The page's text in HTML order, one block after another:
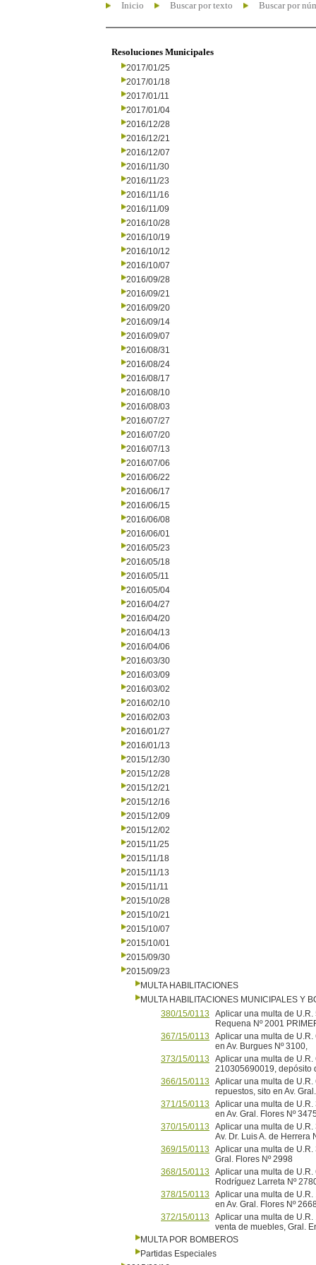
Inicio Buscar por texto Buscar por
Resoluciones Municipales
2017/01/25
2017/01/18
2017/01/11
2017/01/04
2016/12/28
2016/12/21
2016/12/07
2016/11/30
2016/11/23
2016/11/16
2016/11/09
2016/10/28
2016/10/19
2016/10/12
2016/10/07
2016/09/28
2016/09/21
2016/09/20
2016/09/14
2016/09/07
2016/08/31
2016/08/24
2016/08/17
2016/08/10
2016/08/03
2016/07/27
2016/07/20
2016/07/13
2016/07/06
2016/06/22
2016/06/17
2016/06/15
2016/06/08
2016/06/01
2016/05/23
2016/05/18
2016/05/11
2016/05/04
2016/04/27
2016/04/20
2016/04/13
2016/04/06
2016/03/30
2016/03/09
2016/03/02
2016/02/10
2016/02/03
2016/01/27
2016/01/13
2015/12/30
2015/12/28
2015/12/21
2015/12/16
2015/12/09
2015/12/02
2015/11/25
2015/11/18
2015/11/13
2015/11/11
2015/10/28
2015/10/21
2015/10/07
2015/10/01
2015/09/30
2015/09/23
MULTA HABILITACIONES
MULTA HABILITACIONES MUNICIPALES Y
380/15/0113
Aplicar una multa de U.R.
Requena Nº 2001
367/15/0113
Aplicar una multa de
en Av. Burgues Nº 3100,
373/15/0113
Aplicar una multa de U.R.
210305690019, depósito
366/15/0113
Aplicar una multa de U.R.
repuestos, sito en Av.
371/15/0113
Aplicar una multa de
en Av. Gral. Flores Nº
370/15/0113
Aplicar una multa de
Av. Dr. Luis A. de Herrera
369/15/0113
Aplicar una multa de U.R.
Gral. Flores Nº 2998
368/15/0113
Aplicar una multa de
Rodríguez Larreta Nº
378/15/0113
Aplicar una multa de
en Av. Gral. Flores Nº
372/15/0113
Aplicar una multa de U.R.
venta de muebles, Gral.
MULTA POR BOMBEROS
Partidas Especiales